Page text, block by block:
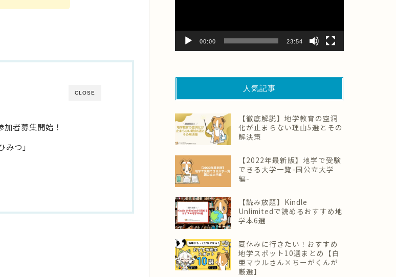
CLOSE
者募集開始！
つ」
ー
00:00 23:54
人気記事
【徹底解説】地学教育の空洞
化が止まらない理由5選とその
解決策
【2022年最新版】地学で受験
できる大学一覧-国公立大学
編-
【読み放題】Kindle
Unlimitedで読めるおすすめ地
学本6選
夏休みに行きたい！おすすめ
地学スポット10選まとめ【白
亜マウルさん×ちーがくんが
厳選】